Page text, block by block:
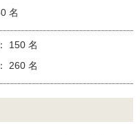
名
150 名
260 名